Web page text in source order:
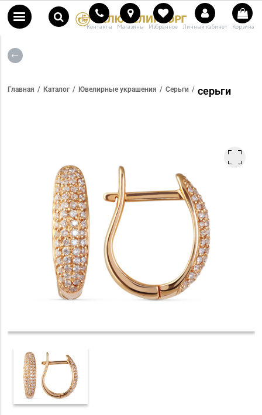
Контакты Магазины Избранное Личный кабинет Корзина
Главная Каталог Ювелирные украшения Серьги серьги